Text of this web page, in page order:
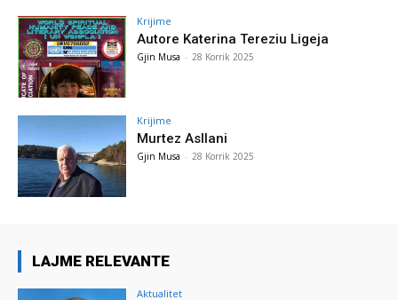
Krijime
Autore Katerina Tereziu Ligeja
Gjin Musa - 28 Korrik 2025
Krijime
Murtez Asllani
Gjin Musa - 28 Korrik 2025
LAJME RELEVANTE
Aktualitet